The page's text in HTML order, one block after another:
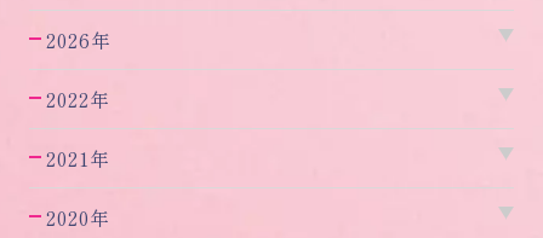
2026年
2022年
2021年
2020年